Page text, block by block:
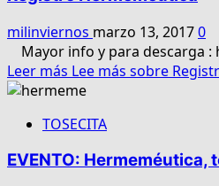
milinviernos marzo 13, 20170
Mayor info y para descarga :
Leer más Lee más sobre
TOSECITA
EVENTO: Hermeméutica,